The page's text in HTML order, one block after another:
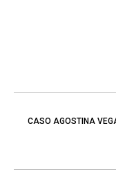
CASO AGOSTINA